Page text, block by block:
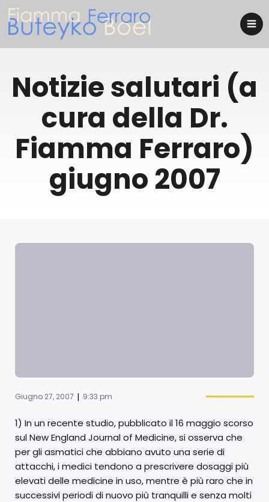
Notizie salutari (a
cura della Dr.
Fiamma Ferraro)
giugno 2007
Giugno 27, 2007 | 9:33 pm
1) In un recente studio, pubblicato il 16 maggio scorso
sul New England Journal of Medicine, si osserva che
per gli asmatici che abbiano avuto una serie di
attacchi, i medici tendono a prescrivere dosaggi più
elevati delle medicine in uso, mentre è più raro che in
successivi periodi di nuovo più tranquilli e senza molti